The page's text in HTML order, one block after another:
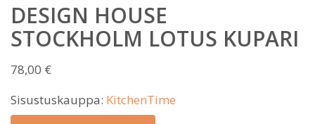
DESIGN HOUSE
STOCKHOLM LOTUS KUPARI
78,00 €
Sisustuskauppa: KitchenTime